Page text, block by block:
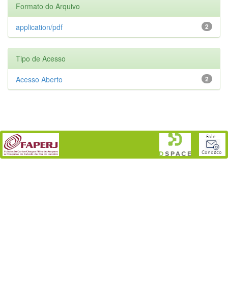
Formato do Arquivo
2
application/pdf
Tipo de Acesso
2
Acesso Aberto